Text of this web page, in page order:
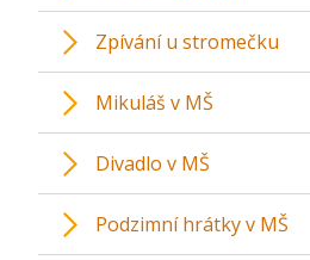
Zpívání u stromečku
Mikuláš v MŠ
Divadlo v MŠ
Podzimní hrátky v MŠ